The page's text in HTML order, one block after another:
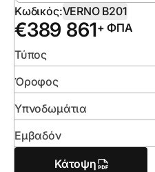
Κωδικός:VERNO B201
€389 861+ ΦΠΑ
Τύπος
Όροφος
Υπνοδωμάτια
Εμβαδόν
Κάτοψη